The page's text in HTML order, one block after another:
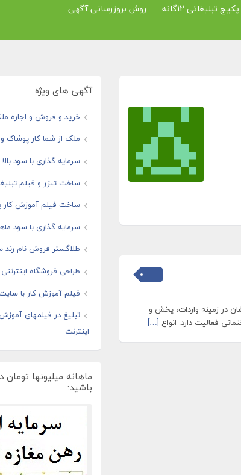
تبلیغاتی 12گانه روش بروزرسانی آگهی
در زمینه واردات، پخش و
فعالیت دارد. انواع […]
آگهی های ویژه
خرید و فروش و اجاره
ملک از شما کار پوشاک و
سرمایه گذاری با سود
ساخت تیزر و فیلم
ساخت فیلم آموزش کار
سرمایه گذاری با سود
طلاگستر فروش نام رند
طراحی فروشگاه
فیلم آموزش کار با سایت
تبلیغ در فیلمهای
اینترنت
ماهانه میلیونها
باشید: